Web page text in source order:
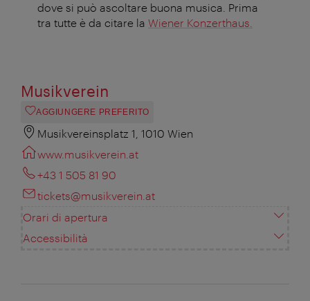
dove si può ascoltare buona musica. Prima
tra tutte è da citare la Wiener Konzerthaus.
Musikverein
AGGIUNGERE PREFERITO
Musikvereinsplatz 1, 1010 Wien
www.musikverein.at
+43 1 505 81 90
tickets@musikverein.at
Orari di apertura
Accessibilità